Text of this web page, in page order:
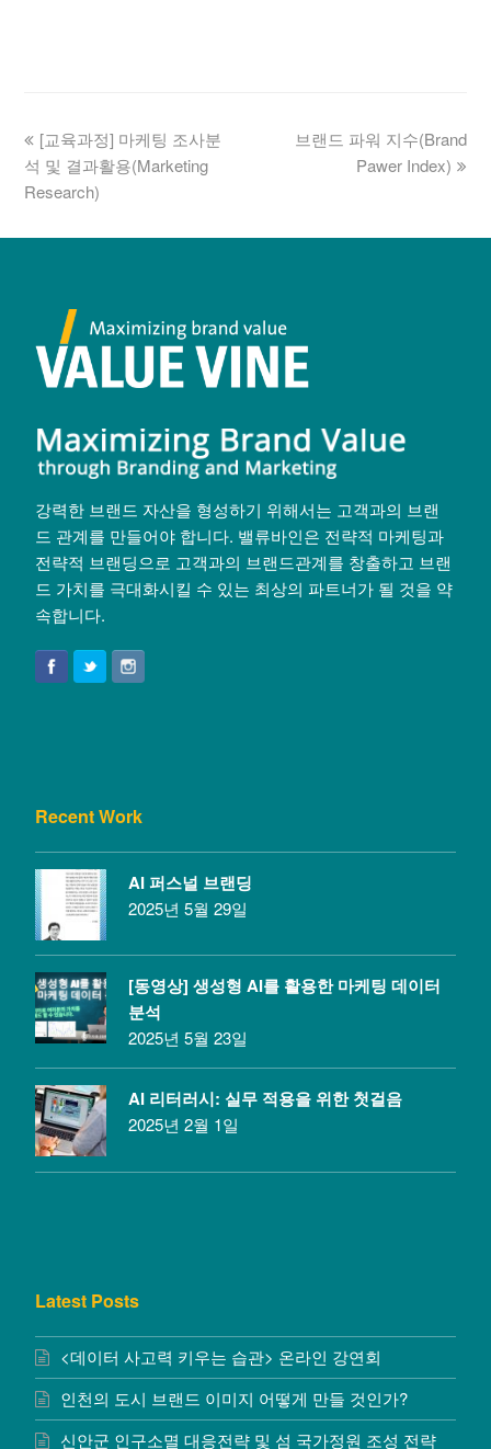
[교육과정] 마케팅 조사분
석 및 결과활용(Marketing
Research)
브랜드 파워 지수(Brand
Pawer Index)
강력한 브랜드 자산을 형성하기 위해서는 고객과의 브랜
드 관계를 만들어야 합니다. 밸류바인은 전략적 마케팅과
전략적 브랜딩으로 고객과의 브랜드관계를 창출하고 브랜
드 가치를 극대화시킬 수 있는 최상의 파트너가 될 것을 약
속합니다.
Recent Work
AI 퍼스널 브랜딩
2025년 5월 29일
[동영상] 생성형 AI를 활용한 마케팅 데이터
분석
2025년 5월 23일
AI 리터러시: 실무 적용을 위한 첫걸음
2025년 2월 1일
Latest Posts
<데이터 사고력 키우는 습관> 온라인 강연회
인천의 도시 브랜드 이미지 어떻게 만들 것인가?
신안군 인구소멸 대응전략 및 섬 국가정원 조성 전략